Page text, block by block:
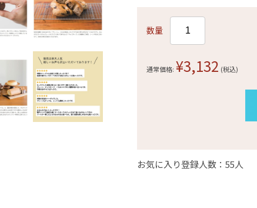
数量
通常価格: ¥3,132 (税込)
お気に入り登録人数：55人